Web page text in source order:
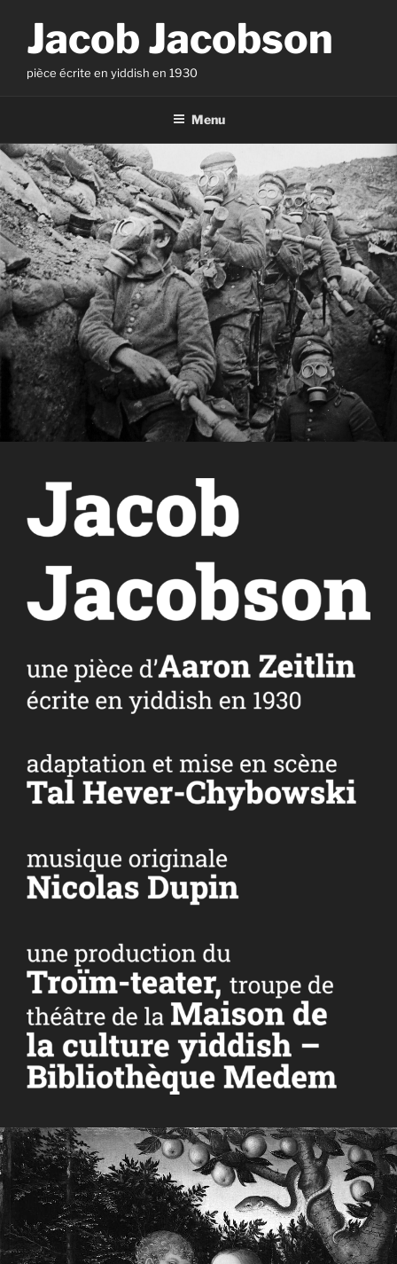
contenu
principal
Jacob Jacobson
pièce écrite en yiddish en 1930
Menu